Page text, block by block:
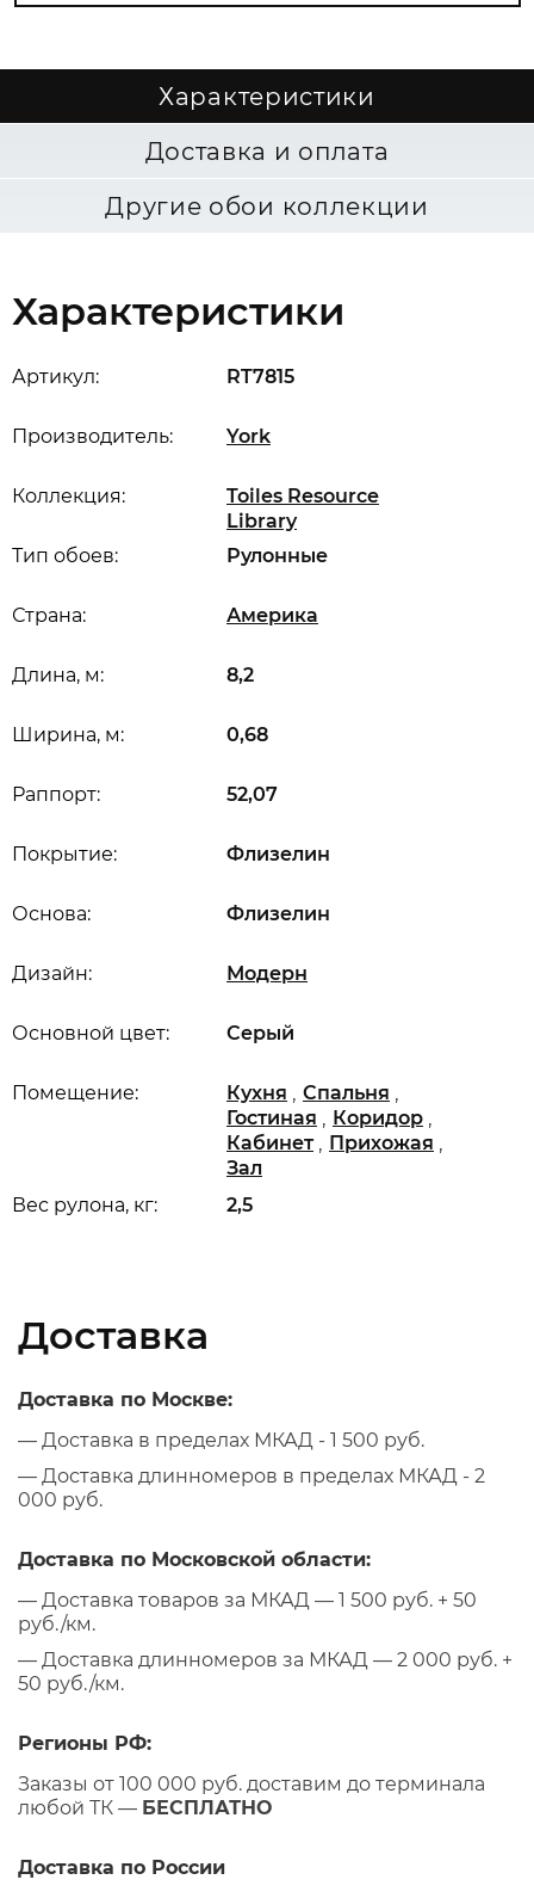
Характеристики
Доставка и оплата
Другие обои коллекции
Характеристики
Артикул: RT7815
Производитель: York
Коллекция:
Toiles Resource
Library
Длина, м: 8,2
Ширина, м: 0,68
Вес рулона, кг: 2,5
Раппорт: 52,07
Основной цвет: Серый
Дизайн: Модерн
Основа: Флизелин
Покрытие: Флизелин
Помещение: Кухня , Спальня ,
Гостиная , Коридор ,
Кабинет , Прихожая ,
Зал
Страна: Америка
Тип обоев: Рулонные
Доставка
Доставка по Москве:
— Доставка в пределах МКАД - 1 500 руб.
— Доставка длинномеров в пределах МКАД - 2
000 руб.
Доставка по Московской области:
— Доставка товаров за МКАД — 1 500 руб. + 50
руб./км.
— Доставка длинномеров за МКАД — 2 000 руб. +
50 руб./км.
Регионы РФ:
Заказы от 100 000 руб. доставим до терминала
любой ТК — БЕСПЛАТНО
Доставка по России